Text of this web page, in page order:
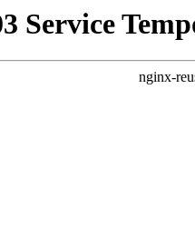
Service
nginx-